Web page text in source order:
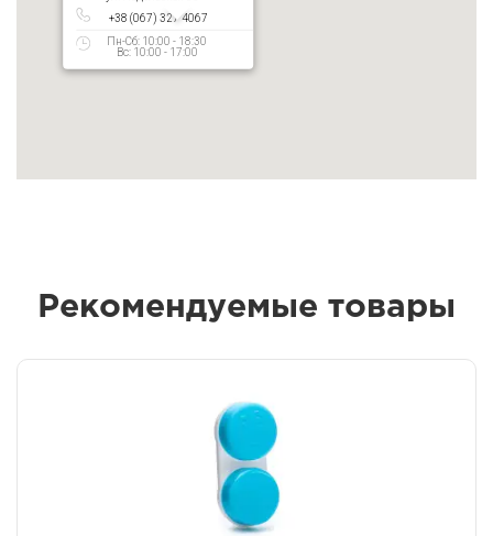
+38 (067) 327 4067
Пн-Сб: 10:00 - 18:30
Вс: 10:00 - 17:00
Рекомендуемые товары